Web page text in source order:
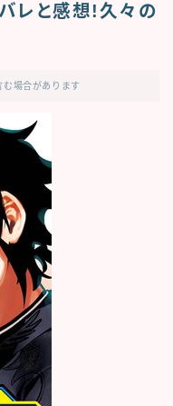
レと感想!久々の
む場合があります